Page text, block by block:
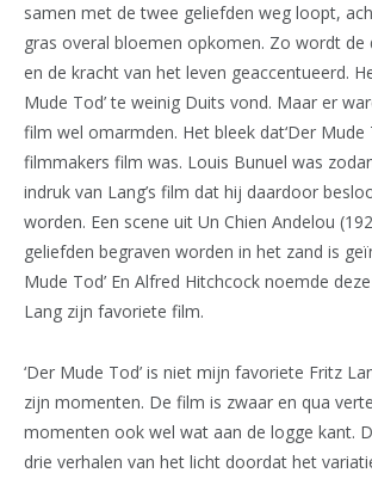
samen met de twee geliefden weg loopt,
gras overal bloemen opkomen. Zo wordt
en de kracht van het leven geaccentueerd.
Mude Tod’ te weinig Duits vond. Maar er
film wel omarmden. Het bleek dat‘Der Mude
filmmakers film was. Louis Bunuel was
indruk van Lang’s film dat hij daardoor
worden. Een scene uit Un Chien Andelou
geliefden begraven worden in het zand is
Mude Tod’ En Alfred Hitchcock noemde
Lang zijn favoriete film.
‘Der Mude Tod’ is niet mijn favoriete Fritz
zijn momenten. De film is zwaar en qua
momenten ook wel wat aan de logge kant.
drie verhalen van het licht doordat het